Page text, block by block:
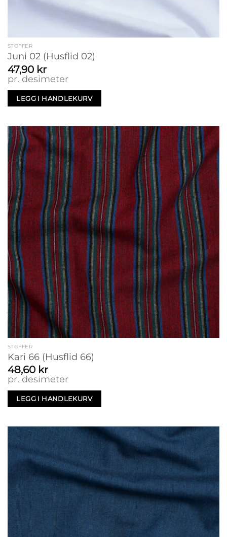
STOFFER
Juni 02 (Husflid 02)
47,90 kr
pr. desimeter
LEGG I HANDLEKURV
STOFFER
Kari 66 (Husflid 66)
48,60 kr
pr. desimeter
LEGG I HANDLEKURV